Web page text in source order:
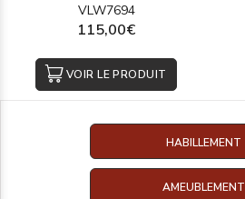
VLW7694
115,00€
VOIR LE PRODUIT
HABILLEMENT
AMEUBLEMENT